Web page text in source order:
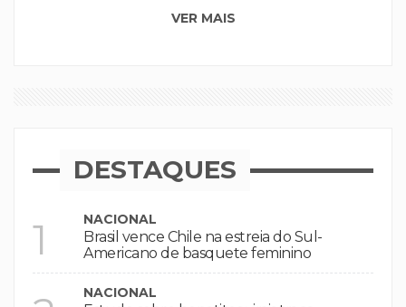
VER MAIS
DESTAQUES
1 NACIONAL
Brasil vence Chile na estreia do Sul-
Americano de basquete feminino
NACIONAL